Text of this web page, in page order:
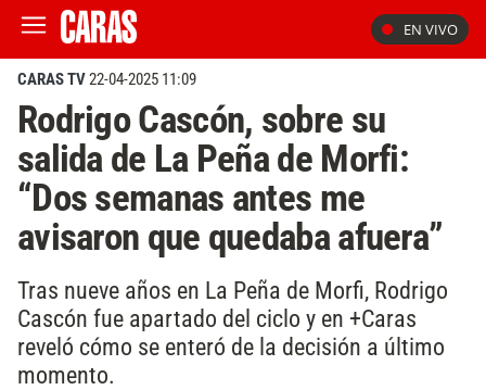
EN VIVO
CARAS TV22-04-2025 11:09
Rodrigo Cascón, sobre su
salida de La Peña de Morfi:
“Dos semanas antes me
avisaron que quedaba afuera”
Tras nueve años en La Peña de Morfi, Rodrigo
Cascón fue apartado del ciclo y en +Caras
reveló cómo se enteró de la decisión a último
momento.